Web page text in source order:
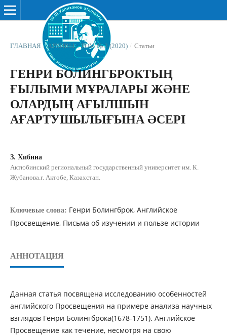
ГЛАВНАЯ / АРХИВЫ / ТОМ № 3 (2020) / Статьи
ГЕНРИ БОЛИНГБРОКТЫҢ
ҒЫЛЫМИ МҰРАЛАРЫ ЖƏНЕ
ОЛАРДЫҢ АҒЫЛШЫН
АҒАРТУШЫЛЫҒЫНА ƏСЕРІ
З. Хибина
Актюбинский региональный государственный университет им. К.
Жубанова.г. Актобе, Казахстан.
Ключевые слова: Генри Болингброк, Английское
Просвещение, Письма об изучении и пользе истории
АННОТАЦИЯ
Данная статья посвящена исследованию особенностей
английского Просвещения на примере анализа научных
взглядов Генри Болингброка(1678-1751). Английское
Просвещение как течение, несмотря на свою